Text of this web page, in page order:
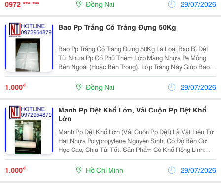
0972 *** *** Đồng Nai 29/07/2026
Bao Pp Trắng Có Tráng Đựng 50Kg
Bao Pp Trắng Có Tráng Đựng 50Kg Là Loại Bao Bì Dệt
Từ Nhựa Pp Có Phủ Thêm Lớp Màng Nhựa Pe Mỏng
Bên Ngoài (Hoặc Bên Trong). Lớp Tráng Này Giúp Bao
Chống Thấm Nước, Chống Ẩm, Ngăn Chặn Sản Phẩm
Bên Trong Bị Rò Rỉ Và Giữ Form Bao Đứng Thẳng
1.000₫ Đồng Nai 29/07/2026
Manh Pp Dệt Khổ Lớn, Vải Cuộn Pp Dệt Khổ
Lớn
Manh Pp Dệt Khổ Lớn (Vải Cuộn Pp Dệt) Là Vật Liệu Từ
Hạt Nhựa Polypropylene Nguyên Sinh, Có Độ Bền Cơ
Học Cao, Chịu Tải Tốt. Sản Phẩm Có Khổ Rộng Linh
Hoạt Từ 60Cm Đến 1.4, Thường Dùng Để Bao Bọc
Hàng Hóa, Làm Bạt Che, Hoặc Gia Công Bao Bì Công...
1.000₫ Hồ Chí Minh 29/07/2026